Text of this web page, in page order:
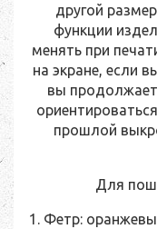
другой
функции
менять при
на экране, если
вы
прошлой
Для
1. Фетр: